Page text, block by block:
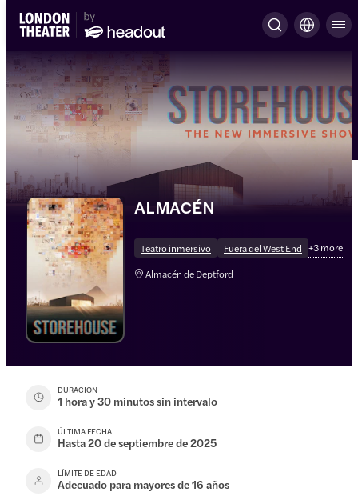
ALMACÉN
Teatro inmersivo Fuera del West End +3more
Almacén de Deptford
DURACIÓN
1 hora y 30 minutos sin intervalo
ÚLTIMA FECHA
Hasta 20 de septiembre de 2025
LÍMITE DE EDAD
Adecuado para mayores de 16 años